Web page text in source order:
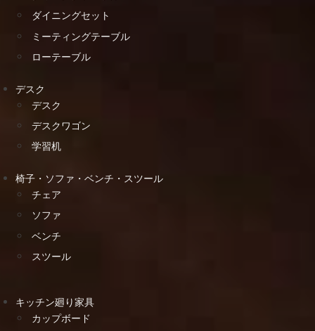
ダイニングセット
ミーティングテーブル
ローテーブル
デスク
デスク
デスクワゴン
学習机
椅子・ソファ・ベンチ・スツール
チェア
ソファ
ベンチ
スツール
キッチン廻り家具
カップボード